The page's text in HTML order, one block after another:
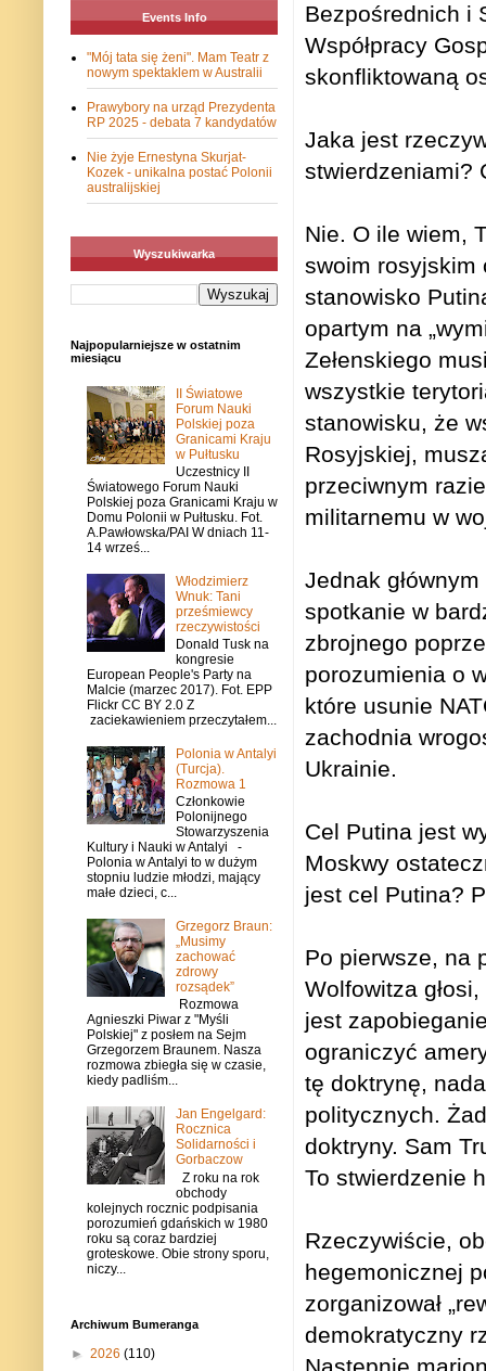
Bezpośrednich i
Współpracy
skonfliktowaną
Jaka jest
stwierdzeniami?
Nie. O ile wiem,
swoim rosyjskim
stanowisko
opartym na
Zełenskiego
wszystkie
stanowisku, że
Rosyjskiej,
przeciwnym
militarnemu w
Jednak
spotkanie w
zbrojnego
porozumienia o
które usunie
zachodnia
Ukrainie.
Cel Putina jest
Moskwy
jest cel Putina?
Po pierwsze, na
Wolfowitza
jest
ograniczyć
tę doktrynę,
politycznych.
doktryny. Sam
To stwierdzenie
Rzeczywiście,
hegemonicznej
zorganizował
demokratyczny
Events Info
"Mój tata się żeni". Mam Teatr z
nowym spektaklem w Australii
Prawybory na urząd Prezydenta
RP 2025 - debata 7 kandydatów
Nie żyje Ernestyna Skurjat-
Kozek - unikalna postać Polonii
australijskiej
Wyszukiwarka
Najpopularniejsze w ostatnim
miesiącu
II Światowe
Forum Nauki
Polskiej poza
Granicami Kraju
w Pułtusku
Uczestnicy II
Światowego Forum Nauki
Polskiej poza Granicami Kraju w
Domu Polonii w Pułtusku. Fot.
A.Pawłowska/PAI W dniach 11-
14 wrześ...
Włodzimierz
Wnuk: Tani
prześmiewcy
rzeczywistości
Donald Tusk na
kongresie
European People's Party na
Malcie (marzec 2017). Fot. EPP
Flickr CC BY 2.0 Z
zaciekawieniem przeczytałem...
Polonia w Antalyi
(Turcja).
Rozmowa 1
Członkowie
Polonijnego
Stowarzyszenia
Kultury i Nauki w Antalyi -
Polonia w Antalyi to w dużym
stopniu ludzie młodzi, mający
małe dzieci, c...
Grzegorz Braun:
„Musimy
zachować
zdrowy
rozsądek”
Rozmowa
Agnieszki Piwar z "Myśli
Polskiej" z posłem na Sejm
Grzegorzem Braunem. Nasza
rozmowa zbiegła się w czasie,
kiedy padliśm...
Jan Engelgard:
Rocznica
Solidarności i
Gorbaczow
Z roku na rok
obchody
kolejnych rocznic podpisania
porozumień gdańskich w 1980
roku są coraz bardziej
groteskowe. Obie strony sporu,
niczy...
Archiwum Bumeranga
► 2026 (110)